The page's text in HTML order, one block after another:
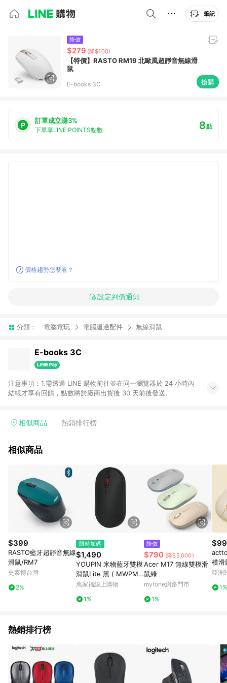
筆記
降價
$279 (降$100)
【特價】RASTO RM19 北歐風超靜音無線滑
鼠
E-books 3C 搶購
訂單成立賺3%
下單享LINE POINTS點數 8點
價格趨勢怎麼看？
設定到價通知
分類： 電腦電玩 電腦週邊配件 無線滑鼠
E-books 3C
注意事項：1.需透過 LINE 購物前往並在同一瀏覽器於 24 小時內
結帳才享有回饋，點數將於廠商出貨後 30 天前後發送。
相似商品 熱銷排行榜
相似商品
$399
RASTO藍牙超靜音無線
滑鼠/RM7
史泰博台灣
2%
限時加碼
$1,490
YOUPIN 米物藍牙雙模
滑鼠Lite 黑 ( MWPM0
1 )
萬家福線上購物
1%
降價
$790 (降$5,000)
Acer M17 無線雙模滑
鼠綠
myfone網路門市
1%
模滑
亞洲
1%
熱銷排行榜